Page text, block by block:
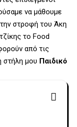
να μάθουμε
στροφή του Άκη
το Food
από τις
στήλη μου Παιδικό